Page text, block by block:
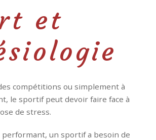
et
compétitions ou simplement à
le sportif peut devoir faire face à
de stress.
un sportif a besoin de